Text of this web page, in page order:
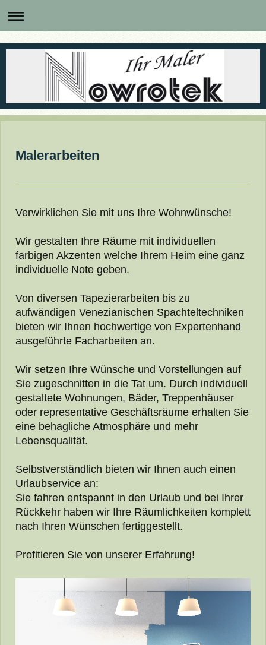
Malerarbeiten
Verwirklichen Sie mit uns Ihre Wohnwünsche!
Wir gestalten Ihre Räume mit individuellen
farbigen Akzenten welche Ihrem Heim eine ganz
individuelle Note geben.
Von diversen Tapezierarbeiten bis zu
aufwändigen Venezianischen Spachteltechniken
bieten wir Ihnen hochwertige von Expertenhand
ausgeführte Facharbeiten an.
Wir setzen Ihre Wünsche und Vorstellungen auf
Sie zugeschnitten in die Tat um. Durch individuell
gestaltete Wohnungen, Bäder, Treppenhäuser
oder representative Geschäftsräume erhalten Sie
eine behagliche Atmosphäre und mehr
Lebensqualität.
Selbstverständlich bieten wir Ihnen auch einen
Urlaubservice an:
Sie fahren entspannt in den Urlaub und bei Ihrer
Rückkehr haben wir Ihre Räumlichkeiten komplett
nach Ihren Wünschen fertiggestellt.
Profitieren Sie von unserer Erfahrung!